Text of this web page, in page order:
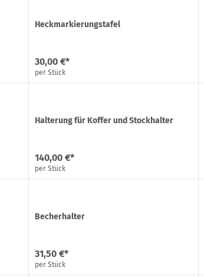
Heckmarkierungstafel
30,00 €*
per Stück
Halterung für Koffer und Stockhalter
140,00 €*
per Stück
Becherhalter
31,50 €*
per Stück